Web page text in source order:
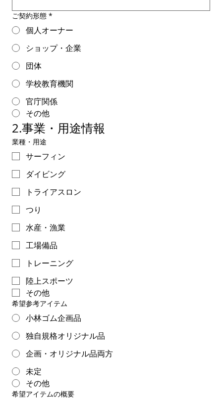
ご契約形態 *
個人オーナー
ショップ・企業
団体
学校教育機関
官庁関係
その他
2.事業・用途情報
業種・用途
サーフィン
ダイビング
トライアスロン
つり
水産・漁業
工場備品
トレーニング
陸上スポーツ
その他
希望参考アイテム
小林ゴム企画品
独自規格オリジナル品
企画・オリジナル品両方
未定
その他
希望アイテムの概要